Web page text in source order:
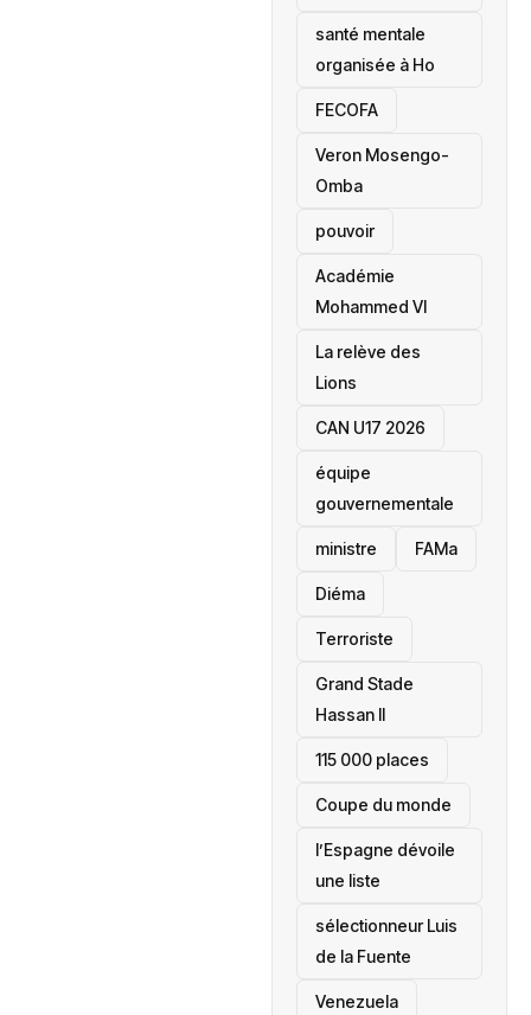
santé mentale
organisée à Ho
‎FECOFA
Veron Mosengo-
Omba
pouvoir
Académie
Mohammed VI
La relève des
Lions
CAN U17 2026
équipe
gouvernementale
ministre FAMa
Diéma
Terroriste
Grand Stade
Hassan II
115 000 places
‎Coupe du monde
l’Espagne dévoile
une liste
sélectionneur Luis
de la Fuente
‎Venezuela